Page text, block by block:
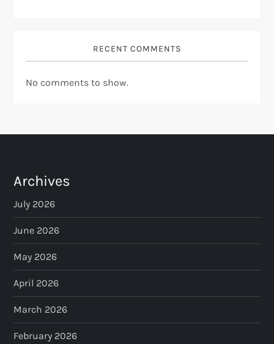
RECENT COMMENTS
No comments to show.
Archives
July 2026
June 2026
May 2026
April 2026
March 2026
February 2026